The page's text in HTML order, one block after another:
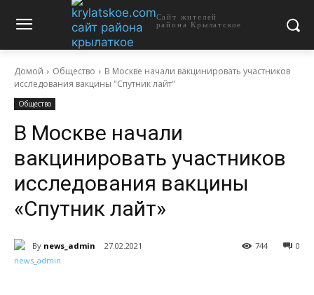
Сайт жителей
района Крылатское
Домой Общество
В Москве начали вакцинировать участников
исследования вакцины "Спутник лайт"
Общество
В Москве начали
вакцинировать участников
исследования вакцины
«Спутник лайт»
By news_admin 27.02.2021 0
744